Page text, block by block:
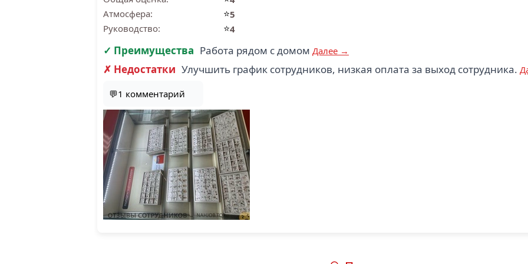
Атмосфера:
⭐5
Руководство:
⭐4
✓ Преимущества Работа рядом с домом Далее →
✗ Недостатки Улучшить график сотрудников, низкая оплата за выход сотрудника.
💬1 комментарий